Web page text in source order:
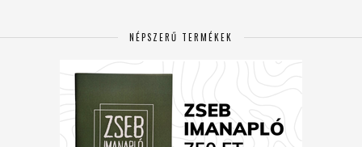
NÉPSZERŰ TERMÉKEK